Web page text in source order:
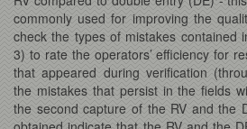
commonly used for improving the
check the types of mistakes contained
3) to rate the operators’ efficiency for
that appeared during verification
the mistakes that persist in the fields
the second capture of the RV and the